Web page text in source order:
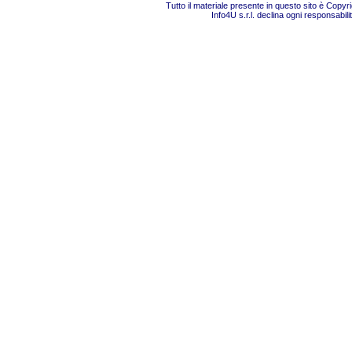
Tutto il materiale presente in questo sito è
Info4U s.r.l. declina ogni